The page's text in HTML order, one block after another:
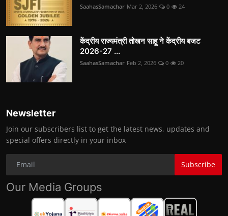
SaahasSamachar Mar 2, 2026 0 24
केंद्रीय राज्यमंत्री तोखन साहू ने केंद्रीय बजट
2026-27 ...
SaahasSamachar Feb 2, 2026 0 20
Newsletter
Join our subscribers list to get the latest news, updates and
special offers directly in your inbox
Subscribe
Our Media Groups